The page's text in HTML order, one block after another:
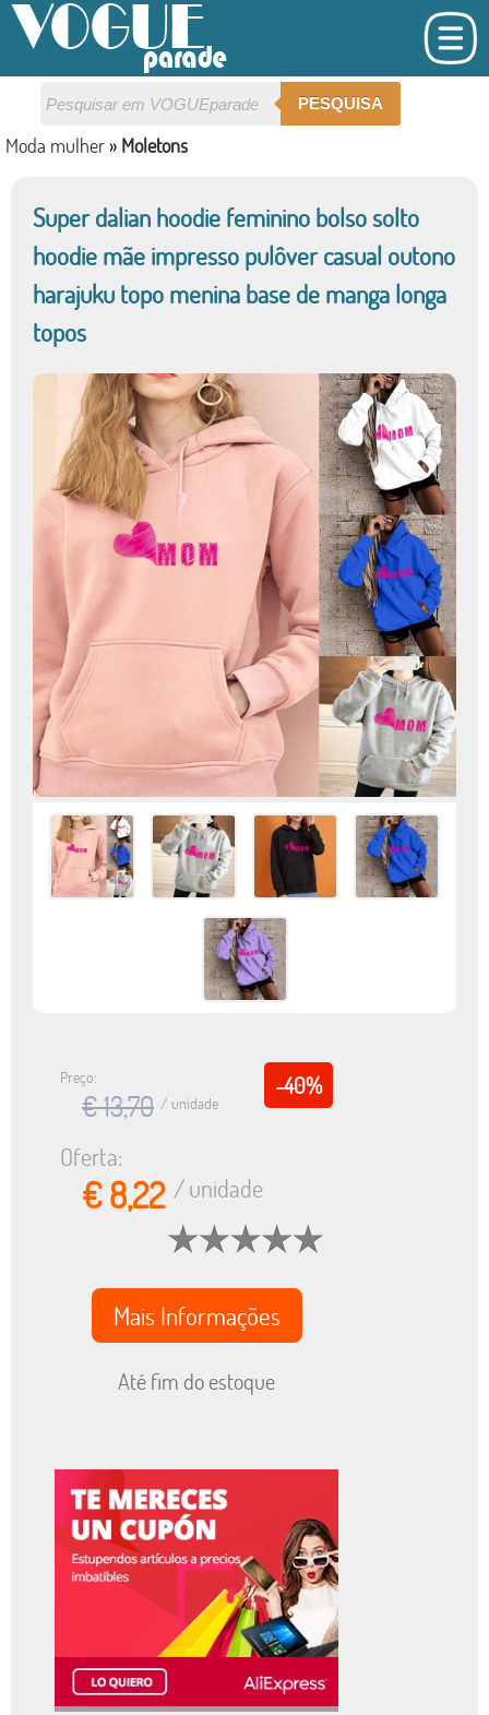
PESQUISA
Moda mulher » Moletons
Super dalian hoodie feminino bolso solto
hoodie mãe impresso pulôver casual outono
harajuku topo menina base de manga longa
topos
-40%
Preço:
€ 13,70 / unidade
Oferta:
€ 8,22/ unidade
Mais Informações
Até fim do estoque